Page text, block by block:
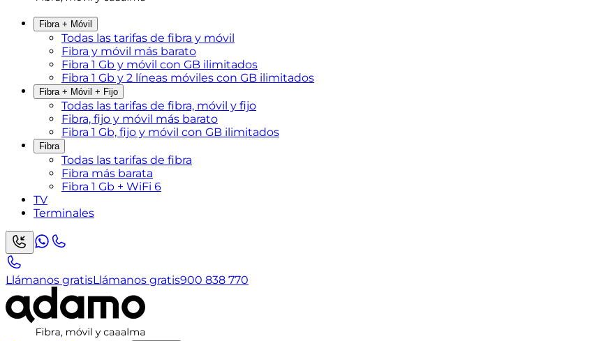
Fibra + Móvil
Todas las tarifas de fibra y móvil
Fibra y móvil más barato
Fibra 1 Gb y móvil con GB ilimitados
Fibra 1 Gb y 2 líneas móviles con GB ilimitados
Fibra + Móvil + Fijo
Todas las tarifas de fibra, móvil y fijo
Fibra, fijo y móvil más barato
Fibra 1 Gb, fijo y móvil con GB ilimitados
Fibra
Todas las tarifas de fibra
Fibra más barata
Fibra 1 Gb + WiFi 6
TV
Terminales
Llámanos gratisLlámanos gratis900 838 770